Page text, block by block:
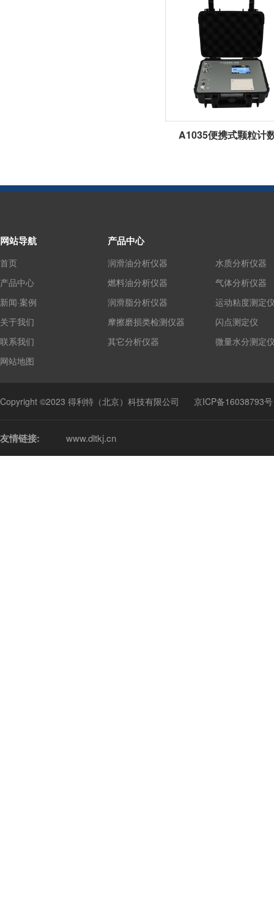
A1035便携式颗粒计
网站导航
首页
产品中心
新闻·案例
关于我们
联系我们
网站地图
产品中心
润滑油分析仪器
燃料油分析仪器
润滑脂分析仪器
摩擦磨损类检测仪器
其它分析仪器
水质分析仪器
气体分析仪器
运动粘度测定
闪点测定仪
微量水分测定
Copyright ©2023 得利特（北京）科技有限公司 京ICP备16038793号
友情链接: www.dltkj.cn